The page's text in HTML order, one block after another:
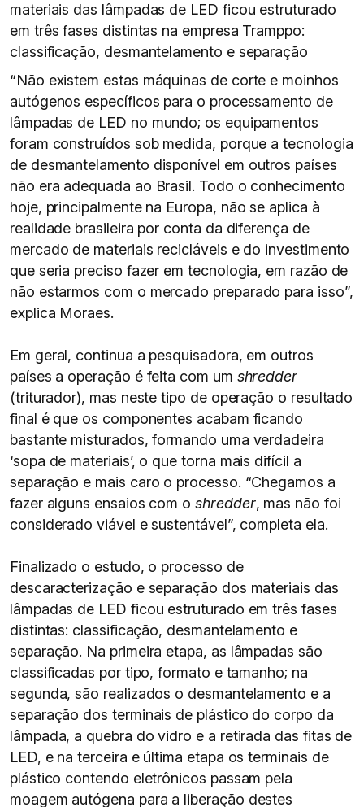
materiais das lâmpadas de LED ficou estruturado
em três fases distintas na empresa Tramppo:
classificação, desmantelamento e separação
“Não existem estas máquinas de corte e moinhos
autógenos específicos para o processamento de
lâmpadas de LED no mundo; os equipamentos
foram construídos sob medida, porque a tecnologia
de desmantelamento disponível em outros países
não era adequada ao Brasil. Todo o conhecimento
hoje, principalmente na Europa, não se aplica à
realidade brasileira por conta da diferença de
mercado de materiais recicláveis e do investimento
que seria preciso fazer em tecnologia, em razão de
não estarmos com o mercado preparado para isso”,
explica Moraes.
Em geral, continua a pesquisadora, em outros
países a operação é feita com um shredder
(triturador), mas neste tipo de operação o resultado
final é que os componentes acabam ficando
bastante misturados, formando uma verdadeira
‘sopa de materiais’, o que torna mais difícil a
separação e mais caro o processo. “Chegamos a
fazer alguns ensaios com oshredder, mas não foi
considerado viável e sustentável”, completa ela.
Finalizado o estudo, o processo de
descaracterização e separação dos materiais das
lâmpadas de LED ficou estruturado em três fases
distintas: classificação, desmantelamento e
separação. Na primeira etapa, as lâmpadas são
classificadas por tipo, formato e tamanho; na
segunda, são realizados o desmantelamento e a
separação dos terminais de plástico do corpo da
lâmpada, a quebra do vidro e a retirada das fitas de
LED, e na terceira e última etapa os terminais de
plástico contendo eletrônicos passam pela
moagem autógena para a liberação destes